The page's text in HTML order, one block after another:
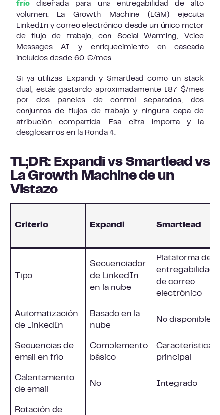
frío diseñada para una entregabilidad de alto
volumen. La Growth Machine (LGM) ejecuta
LinkedIn y correo electrónico desde un único motor
de flujo de trabajo, con Social Warming, Voice
Messages AI y enriquecimiento en cascada
incluidos desde 60 €/mes.
Si ya utilizas Expandi y Smartlead como un stack
dual, estás gastando aproximadamente 187 $/mes
por dos paneles de control separados, dos
conjuntos de flujos de trabajo y ninguna capa de
atribución compartida. Esa cifra importa y la
desglosamos en la Ronda 4.
TL;DR: Expandi vs Smartlead vs
La Growth Machine de un
Vistazo
Criterio Expandi Smartlead
Tipo
Secuenciador
de LinkedIn
en la nube
Plataforma de
entregabilidad
de correo
electrónico
Automatización
de LinkedIn
Basado en la
nube
No disponible
Secuencias de
email en frío
Complemento
básico
Característica
principal
Calentamiento
de email
No Integrado
Rotación de